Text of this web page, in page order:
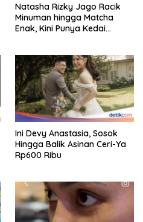
Natasha Rizky Jago Racik
Minuman hingga Matcha
Enak, Kini Punya Kedai
Ini Devy Anastasia, Sosok
Hingga Balik Asinan Ceri-Ya
Rp600 Ribu